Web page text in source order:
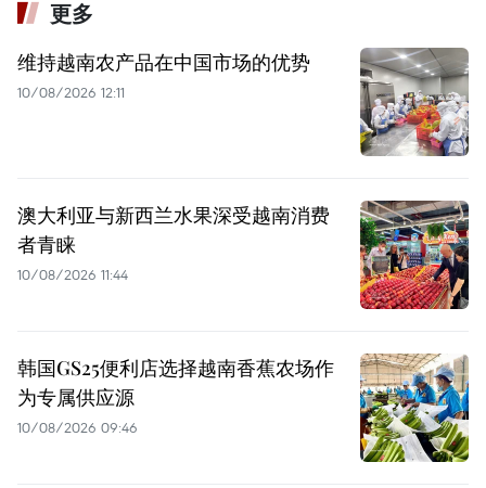
更多
维持越南农产品在中国市场的优势
10/08/2026 12:11
澳大利亚与新西兰水果深受越南消费
者青睐
10/08/2026 11:44
韩国GS25便利店选择越南香蕉农场作
为专属供应源
10/08/2026 09:46